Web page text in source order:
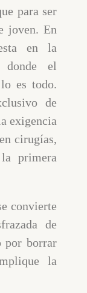
para ser
joven. En
en la
donde el
es todo.
de
exigencia
cirugías,
primera
convierte
de
por borrar
la